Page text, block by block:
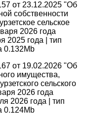
от 23.12.2025 "Об
собственности
сельское
2026 года
2025 года | тип
0.132Mb
от 19.02.2026 "Об
имущества,
сельского
2026 года
2026 года | тип
0.124Mb